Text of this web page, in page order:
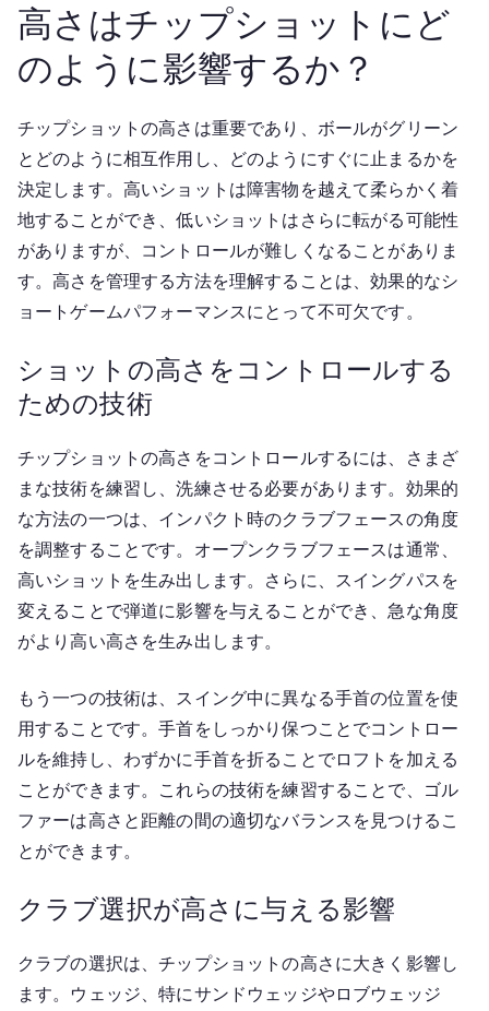
高さはチップショットにど
のように影響するか？
チップショットの高さは重要であり、ボールがグリーン
とどのように相互作用し、どのようにすぐに止まるかを
決定します。高いショットは障害物を越えて柔らかく着
地することができ、低いショットはさらに転がる可能性
がありますが、コントロールが難しくなることがありま
す。高さを管理する方法を理解することは、効果的なシ
ョートゲームパフォーマンスにとって不可欠です。
ショットの高さをコントロールする
ための技術
チップショットの高さをコントロールするには、さまざ
まな技術を練習し、洗練させる必要があります。効果的
な方法の一つは、インパクト時のクラブフェースの角度
を調整することです。オープンクラブフェースは通常、
高いショットを生み出します。さらに、スイングパスを
変えることで弾道に影響を与えることができ、急な角度
がより高い高さを生み出します。
もう一つの技術は、スイング中に異なる手首の位置を使
用することです。手首をしっかり保つことでコントロー
ルを維持し、わずかに手首を折ることでロフトを加える
ことができます。これらの技術を練習することで、ゴル
ファーは高さと距離の間の適切なバランスを見つけるこ
とができます。
クラブ選択が高さに与える影響
クラブの選択は、チップショットの高さに大きく影響し
ます。ウェッジ、特にサンドウェッジやロブウェッジ